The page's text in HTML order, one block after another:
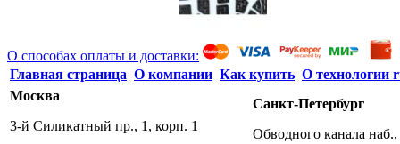
О способах оплаты и доставки:
Главная страница О компании Как купить О технологии
Москва
3-й Силикатный пр., 1, корп. 1
Санкт-Петербург
Обводного канала